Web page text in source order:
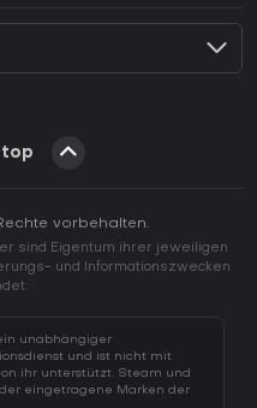
top
vorbehalten.
sind Eigentum ihrer jeweiligen
und Informationszwecken
unabhängiger
und ist nicht mit
ihr unterstützt. Steam und
eingetragene Marken der